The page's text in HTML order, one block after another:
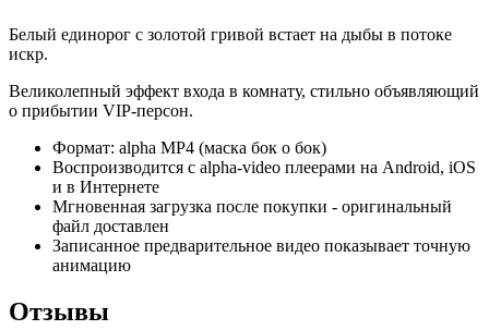
Белый единорог с золотой гривой встает на дыбы в потоке
искр.
Великолепный эффект входа в комнату, стильно объявляющий
о прибытии VIP-персон.
Формат: alpha MP4 (маска бок о бок)
Воспроизводится с alpha-video плеерами на Android, iOS
и в Интернете
Мгновенная загрузка после покупки - оригинальный
файл доставлен
Записанное предварительное видео показывает точную
анимацию
Отзывы